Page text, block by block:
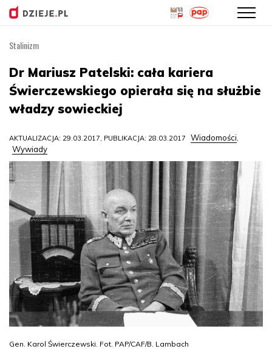
treści
Stalinizm
Dr Mariusz Patelski: cała kariera
Świerczewskiego opierała się na służbie
władzy sowieckiej
AKTUALIZACJA: 29.03.2017, PUBLIKACJA: 28.03.2017 Wiadomości,
Wywiady
Gen. Karol Świerczewski. Fot. PAP/CAF/B. Lambach